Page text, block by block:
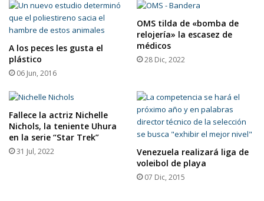
A los peces les gusta el
plástico
06 Jun, 2016
OMS tilda de «bomba de
relojería» la escasez de
médicos
28 Dic, 2022
Fallece la actriz Nichelle
Nichols, la teniente Uhura
en la serie “Star Trek”
31 Jul, 2022
Venezuela realizará liga de
voleibol de playa
07 Dic, 2015